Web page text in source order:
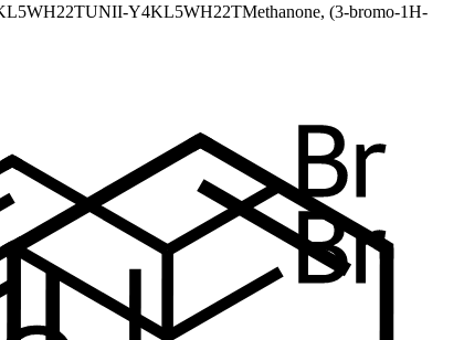
UNII-Y4KL5WH22TMethanone, (3-bromo-1H-